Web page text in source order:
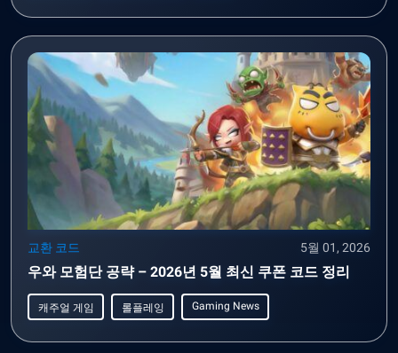
교환 코드 5월 01, 2026
우와 모험단 공략 – 2026년 5월 최신 쿠폰 코드 정리
캐주얼 게임 롤플레잉 Gaming News